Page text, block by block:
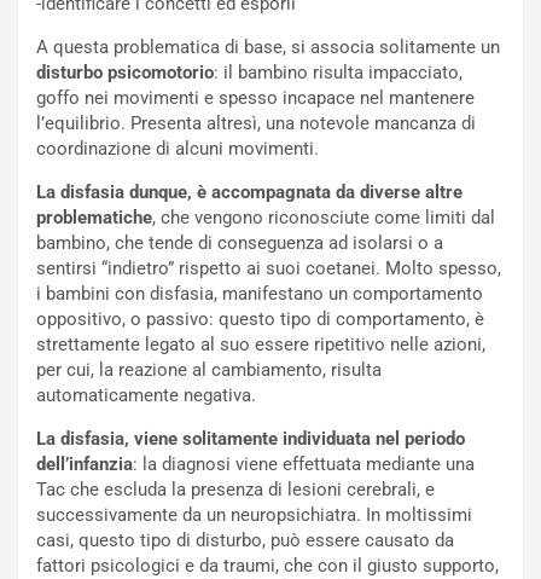
A questa problematica di base, si associa solitamente un
disturbo psicomotorio: il bambino risulta impacciato,
goffo nei movimenti e spesso incapace nel mantenere
l’equilibrio. Presenta altresì, una notevole mancanza di
coordinazione di alcuni movimenti.
La disfasia dunque, è accompagnata da diverse altre
problematiche, che vengono riconosciute come limiti dal
bambino, che tende di conseguenza ad isolarsi o a
sentirsi “indietro” rispetto ai suoi coetanei. Molto spesso,
i bambini con disfasia, manifestano un comportamento
oppositivo, o passivo: questo tipo di comportamento, è
strettamente legato al suo essere ripetitivo nelle azioni,
per cui, la reazione al cambiamento, risulta
automaticamente negativa.
La disfasia, viene solitamente individuata nel periodo
dell’infanzia: la diagnosi viene effettuata mediante una
Tac che escluda la presenza di lesioni cerebrali, e
successivamente da un neuropsichiatra. In moltissimi
casi, questo tipo di disturbo, può essere causato da
fattori psicologici e da traumi, che con il giusto supporto,